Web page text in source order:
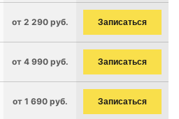
от 2 290 руб. Записаться
от 4 990 руб. Записаться
от 1 690 руб. Записаться